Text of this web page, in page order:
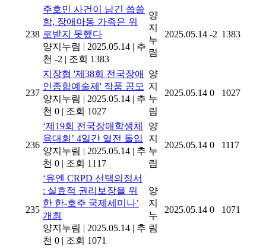
238
주호민 사건이 남긴 씁쓸
함, 장애아동 가족은 위
로받지 못했다
양지누림 | 2025.05.14 | 추
천 -2 | 조회 1383
양
지
누
림
2025.05.14 -2 1383
237
지장협 '제38회 전국장애
인종합예술제' 작품 공모
양지누림 | 2025.05.14 | 추
천 0 | 조회 1027
양
지
누
림
2025.05.14 0 1027
236
‘제19회 전국장애학생체
육대회’ 4일간 열전 돌입
양지누림 | 2025.05.14 | 추
천 0 | 조회 1117
양
지
누
림
2025.05.14 0 1117
235
‘유엔 CRPD 선택의정서
: 실효적 권리보장을 위
한 한-호주 국제세미나’
개최
양지누림 | 2025.05.14 | 추
천 0 | 조회 1071
양
지
누
림
2025.05.14 0 1071